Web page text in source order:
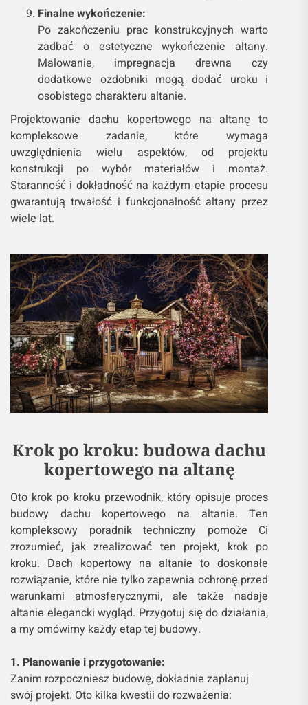
Finalne wykończenie:
Po zakończeniu prac konstrukcyjnych warto
zadbać o estetyczne wykończenie altany.
Malowanie, impregnacja drewna czy
dodatkowe ozdobniki mogą dodać uroku i
osobistego charakteru altanie.
Projektowanie dachu kopertowego na altanę to
kompleksowe zadanie, które wymaga
uwzględnienia wielu aspektów, od projektu
konstrukcji po wybór materiałów i montaż.
Staranność i dokładność na każdym etapie procesu
gwarantują trwałość i funkcjonalność altany przez
wiele lat.
Krok po kroku: budowa dachu
kopertowego na altanę
Oto krok po kroku przewodnik, który opisuje proces
budowy dachu kopertowego na altanie. Ten
kompleksowy poradnik techniczny pomoże Ci
zrozumieć, jak zrealizować ten projekt, krok po
kroku. Dach kopertowy na altanie to doskonałe
rozwiązanie, które nie tylko zapewnia ochronę przed
warunkami atmosferycznymi, ale także nadaje
altanie elegancki wygląd. Przygotuj się do działania,
a my omówimy każdy etap tej budowy.
1. Planowanie i przygotowanie:
Zanim rozpoczniesz budowę, dokładnie zaplanuj
swój projekt. Oto kilka kwestii do rozważenia: